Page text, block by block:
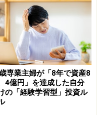
りません。むしろ、
、初めて資産形成とし
識しながら、出口か
初心者には特に重要で
の内容をご確認くださ
専業主婦が「8年で資産8
4億円」を達成した自分
の「経験学習型」投資ル